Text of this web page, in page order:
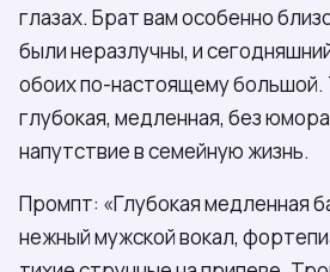
глазах. Брат вам особенно
были неразлучны, и
обоих по-настоящему большой.
глубокая, медленная, без
напутствие в семейную жизнь.
Промпт: «Глубокая медленная
нежный мужской вокал,